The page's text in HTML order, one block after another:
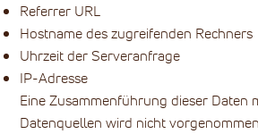
Referrer URL
Hostname des zugreifenden Rechners
Uhrzeit der Serveranfrage
IP-Adresse
Eine Zusammenführung dieser Daten
Datenquellen wird nicht